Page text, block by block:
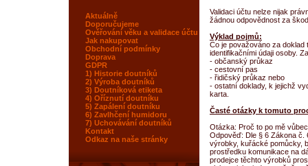
Aktuálně
Doporučujeme
Ověřování věku a validace účtu
Jak nakupovat
Obchodní podmínky
Doprava
GDPR
1) Historie doutníků
2) Výroba doutníků
3) Doutníková etiketa
4) Oříznutí doutníku
5) Zapálení doutníku
6) Zavlhčení humidoru
7) Uchovávání doutníků
Kontakt
Odkaz na naše stránky
Validaci účtu nelze nijak
žádnou odpovědnost za
Výklad pojmů:
Co je považováno za
identifikačními údaji osoby.
- občanský průkaz
- cestovní pas
- řidičský průkaz nebo
- ostatní doklady, k jejichž
karta.
Časté otázky k tomuto
Otázka: Proč to po mě
Odpověď: Dle § 6 Zákona
výrobky, kuřácké pomůcky,
prostředku komunikace na
prodejce těchto výrobků